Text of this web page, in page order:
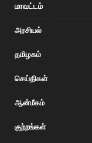
மாவட்டம்
அரசியல்
தமிழகம்
செய்திகள்
ஆன்மீகம்
குற்றங்கள்